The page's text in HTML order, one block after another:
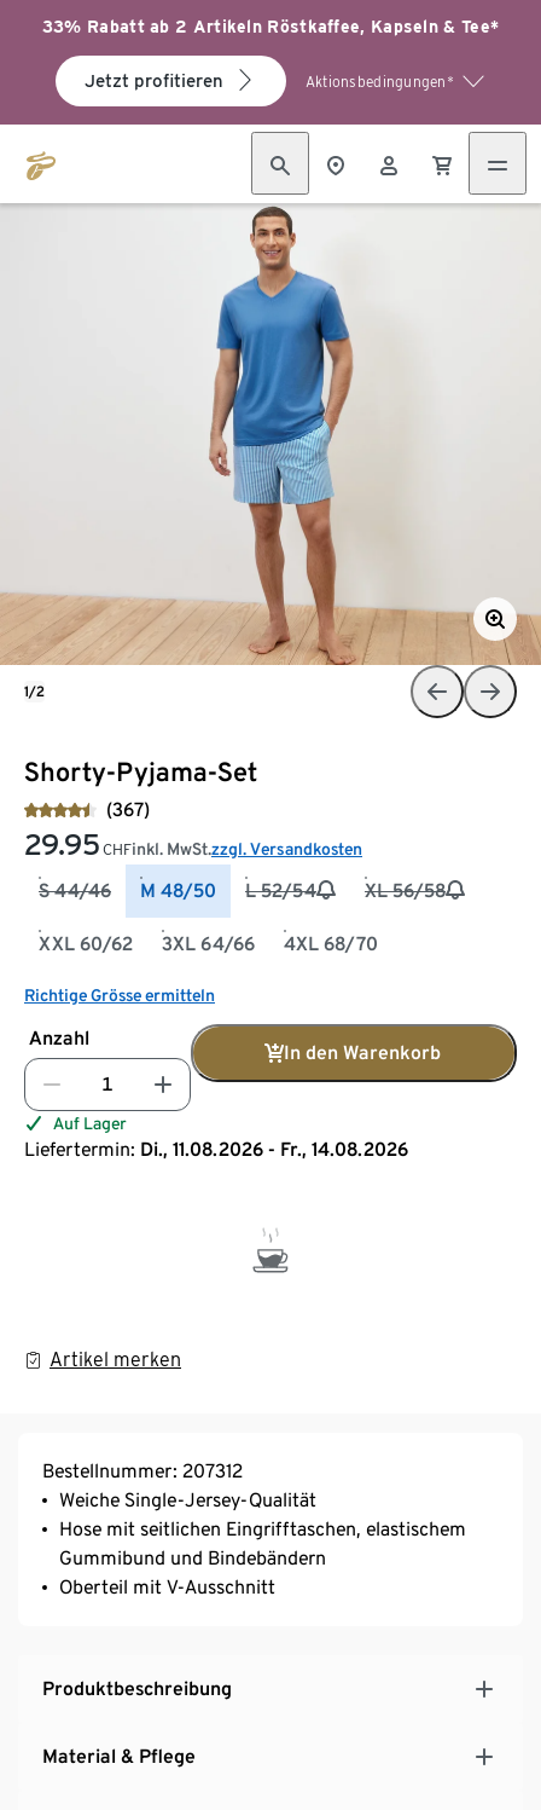
33% Rabatt ab 2 Artikeln Röstkaffee, Kapseln & Tee*
Jetzt profitieren Aktionsbedingungen*
Shorty-Pyjama-Set
(367)
29.95 CHFinkl. MwSt.zzgl. Versandkosten
S 44/46 M 48/50 L 52/54 XL 56/58
XXL 60/62 3XL 64/66 4XL 68/70
Richtige Grösse ermitteln
Anzahl
In den Warenkorb
Auf Lager
Liefertermin: Di., 11.08.2026 - Fr., 14.08.2026
Artikel merken
1/2
Bestellnummer: 207312
Weiche Single-Jersey-Qualität
Hose mit seitlichen Eingrifftaschen, elastischem
Gummibund und Bindebändern
Oberteil mit V-Ausschnitt
Produktbeschreibung
Material & Pflege